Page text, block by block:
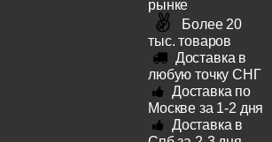
рынке
Более 20
тыс. товаров
Доставка в
любую точку СНГ
Доставка по
Москве за 1-2 дня
Доставка в